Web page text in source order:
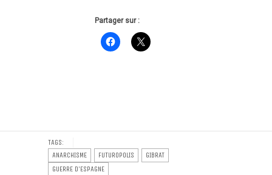
Partager sur :
TAGS:
ANARCHISME
FUTUROPOLIS
GIBRAT
GUERRE D'ESPAGNE